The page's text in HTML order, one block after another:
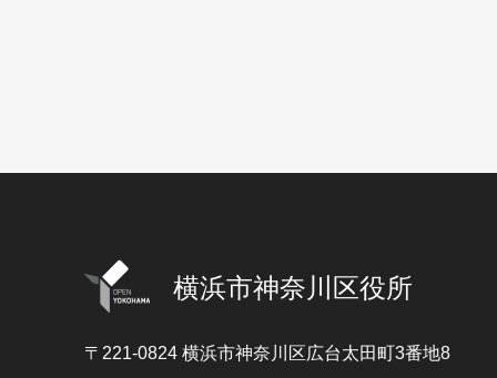
横浜市神奈川区役所
〒221-0824 横浜市神奈川区広台太田町3番地8